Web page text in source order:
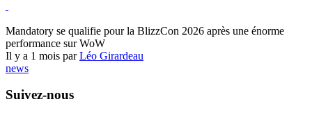
Mandatory se qualifie pour la BlizzCon 2026 après une énorme
performance sur WoW
Il y a 1 mois parLéo Girardeau
news
Suivez-nous